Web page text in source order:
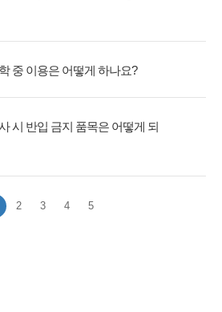
중 이용은 어떻게 하나요?
시 반입 금지 품목은 어떻게 되
2 3 4 5